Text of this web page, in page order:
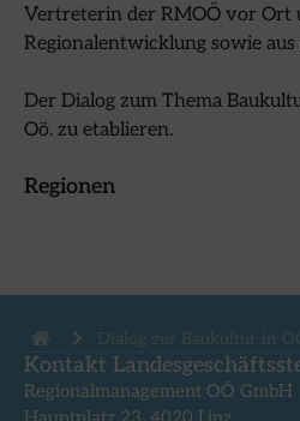
Vertreterin der RMOÖ vor Ort
Regionalentwicklung sowie
Der Dialog zum Thema
Oö. zu etablieren.
Regionen
Dialog zur Baukultur in
Kontakt
Regionalmanagement OÖ GmbH